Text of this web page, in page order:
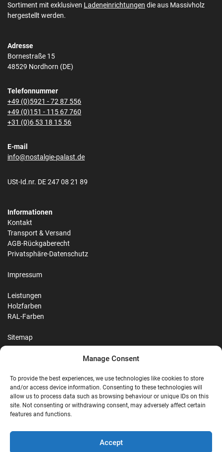
Manage Consent
To provide the best experiences, we use technologies like cookies to store
and/or access device information. Consenting to these technologies will
allow us to process data such as browsing behaviour or unique IDs on this
site. Not consenting or withdrawing consent, may adversely affect certain
features and functions.
Accept
Sortiment mit exklusiven Ladeneinrichtungen die aus Massivholz
hergestellt werden.
Adresse
Bornestraße 15
48529 Nordhorn (DE)
Telefonnummer
+49 (0)5921 - 72 87 556
+49 (0)151 - 115 67 760
+31 (0)6 53 18 15 56
E-mail
info@nostalgie-palast.de
USt-Id.nr. DE 247 08 21 89
Informationen
Kontakt
Transport & Versand
AGB-Rückgaberecht
Privatsphäre-Datenschutz
Impressum
Leistungen
Holzfarben
RAL-Farben
Sitemap
G Google Reviews